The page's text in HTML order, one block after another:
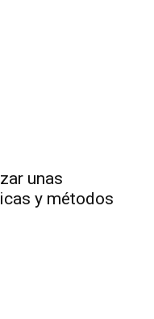
unas
y métodos